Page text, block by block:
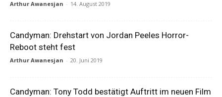
Arthur Awanesjan - 14. August 2019
Candyman: Drehstart von Jordan Peeles Horror-
Reboot steht fest
Arthur Awanesjan - 20. Juni 2019
Candyman: Tony Todd bestätigt Auftritt im neuen Film